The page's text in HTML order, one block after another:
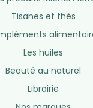
10h à 19h Du